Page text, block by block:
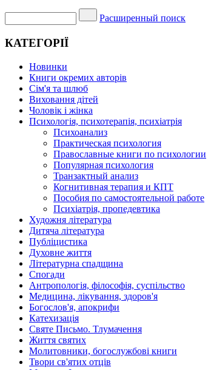
Расширенный поиск
КАТЕГОРІЇ
Новинки
Книги окремих авторів
Сім'я та шлюб
Виховання дітей
Чоловік і жінка
Психологія, психотерапія, психіатрія
Психоанализ
Практическая психология
Православные книги по психологии
Популярная психология
Транзактный анализ
Когнитивная терапия и КПТ
Пособия по самостоятельной работе
Психіатрія, пропедевтика
Художня література
Дитяча література
Публіцистика
Духовне життя
Літературна спадщина
Спогади
Антропологія, філософія, суспільство
Медицина, лікування, здоров'я
Богослов'я, апокрифи
Катехизація
Святе Письмо. Тлумачення
Життя святих
Молитовники, богослужбові книги
Твори св'ятих отців